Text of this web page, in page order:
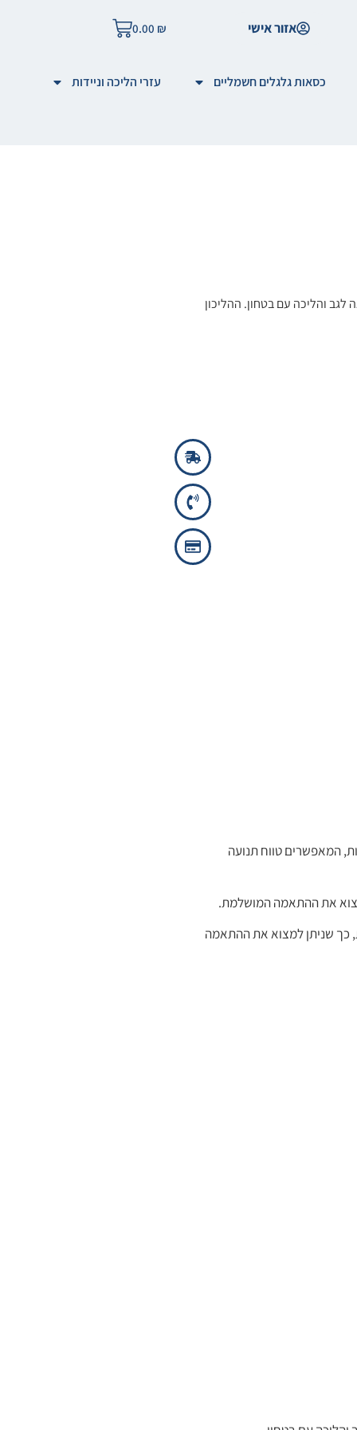
אזור אישי 0.00 ₪
כסאות גלגלים חשמליים עזרי הליכה וניידות
והליכה עם בטחון. ההליכון
יעיל ומאובטח לאנשים הסובלים מחוסר יציבות וקשיי הליכה. הליכון בעל גלגלים קדמיים המסתובבים 360 מעלות, המאפשרים טווח תנועה
את ההתאמה המושלמת.
כך שניתן למצוא את ההתאמה